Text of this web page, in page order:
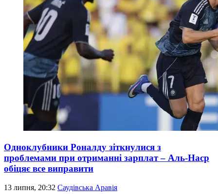
Одноклубники Роналду зіткнулися з
проблемами при отриманні зарплат – Аль-Наср
обіцяє все виправити
13 липня, 20:32 Саудівська Аравія